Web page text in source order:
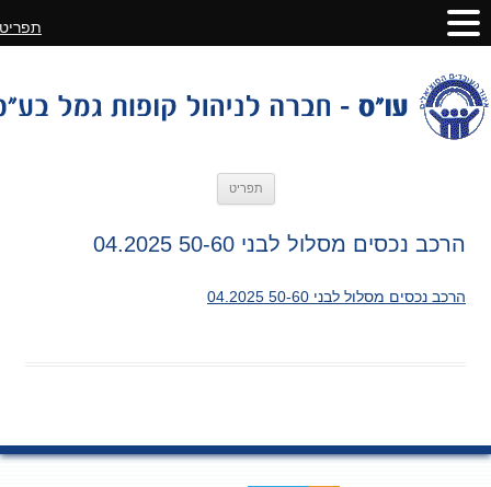
תפריט
הרכב נכסים מסלול לבני 50-60 04.2025
הרכב נכסים מסלול לבני 50-60 04.2025
תפריט